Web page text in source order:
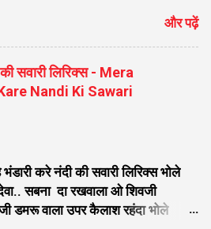
में सखी देख्यो नंद गोपाल लिरिक्स चुंबळ
लागला तुझा रे छंद मला लिरिक्स बाई
नको मारू रे कान्हा पिचकारी लिरिक्स
मनमोहन मुरलीवाला नंदाचा अलबेला
लिरिक्स वाकून टाक सडा लिरिक्स लाजली
झाली राधा ऐकून बासरी लिरिक्स राधे
यमुनेच्या तीरी काल पाहिला हरी लिरिक्स
और पढ़ें
सवारी लिरिक्स - Mera
Nandi Ki Sawari
भंडारी करे नंदी की सवारी लिरिक्स भोले
सबना दा रखवाला ओ शिवजी
डमरू वाला उपर कैलाश रहंदा भोले